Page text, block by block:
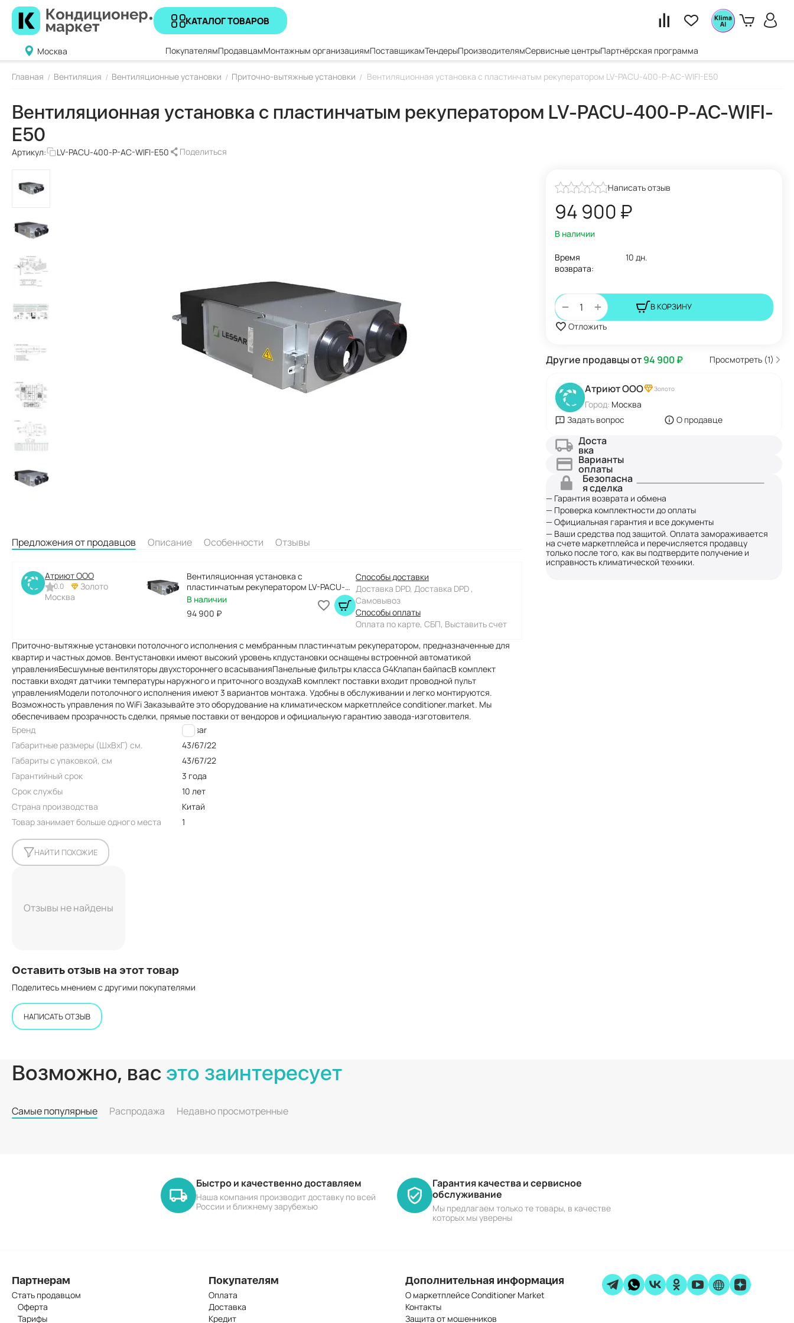
КАТАЛОГ ТОВАРОВ
Москва ПокупателямПродавцамМонтажным организациямПоставщикамТендерыПроизводителямСервисные центрыПартнёрская программа
Главная / Вентиляция / Вентиляционные установки / Приточно-вытяжные установки / Вентиляционная установка с пластинчатым рекуператором LV-PACU-400-P-AC-WIFI-E50
Вентиляционная установка с пластинчатым рекуператором LV-PACU-400-P-AC-WIFI-
E50
Артикул: LV-PACU-400-P-AC-WIFI-E50 Поделиться
Написать отзыв
94 900 ₽
В наличии
Время
возврата:
10 дн.
+
− В КОРЗИНУ
Отложить
Другие продавцы от94 900₽ Просмотреть (1)
Атриют ООО Золото
Город: Москва
Задать вопрос
О продавце
Доста
вка
Варианты
оплаты
Безопасна
я сделка
— Гарантия возврата и обмена
— Проверка комплектности до оплаты
— Официальная гарантия и все документы
— Ваши средства под защитой. Оплата замораживается
на счете маркетплейса и перечисляется продавцу
только после того, как вы подтвердите получение и
исправность климатической техники.
Предложения от продавцов Описание Особенности Отзывы
Атриют ООО
0.0
Золото
Москва
Вентиляционная установка с
пластинчатым рекуператором LV-PACU-
400-P-AC-WIFI-E50
В наличии
94 900 ₽
Способы доставки
Доставка DPD, Доставка DPD ,
Самовывоз
Способы оплаты
Оплата по карте, СБП, Выставить счет
Приточно-вытяжные установки потолочного исполнения с мембранным пластинчатым рекуператором, предназначенные для
квартир и частных домов. Вентустановки имеют высокий уровень кпдустановки оснащены встроенной автоматикой
управленияБесшумные вентиляторы двухстороннего всасыванияПанельные фильтры класса G4Клапан байпасВ комплект
поставки входят датчики температуры наружного и приточного воздухаВ комплект поставки входит проводной пульт
управленияМодели потолочного исполнения имеют 3 вариантов монтажа. Удобны в обслуживании и легко монтируются.
Возможность управления по WiFi Заказывайте это оборудование на климатическом маркетплейсе conditioner.market. Мы
обеспечиваем прозрачность сделки, прямые поставки от вендоров и официальную гарантию завода-изготовителя.
Бренд
Lessar
Габаритные размеры (ШxВxГ) см.
43/67/22
Габариты с упаковкой, см
43/67/22
Гарантийный срок
3 года
Срок службы
10 лет
Страна производства
Китай
Товар занимает больше одного места
1
НАЙТИ ПОХОЖИЕ
Отзывы не найдены
Оставить отзыв на этот товар
Поделитесь мнением с другими покупателями
НАПИСАТЬ ОТЗЫВ
Возможно, вас это заинтересует
Самые популярные Распродажа Недавно просмотренные
Быстро и качественно доставляем
Наша компания производит доставку по всей
России и ближнему зарубежью
Гарантия качества и сервисное
обслуживание
Мы предлагаем только те товары, в качестве
которых мы уверены
Партнерам
Стать продавцом
Оферта
Тарифы
Покупателям
Оплата
Доставка
Кредит
Дополнительная информация
О маркетплейсе Conditioner Market
Контакты
Защита от мошенников